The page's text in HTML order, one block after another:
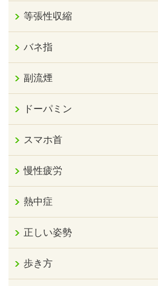
等張性収縮
バネ指
副流煙
ドーパミン
スマホ首
慢性疲労
熱中症
正しい姿勢
歩き方